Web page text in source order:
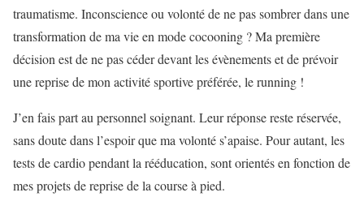
traumatisme. Inconscience ou volonté de ne pas sombrer dans une
transformation de ma vie en mode cocooning ? Ma première
décision est de ne pas céder devant les évènements et de prévoir
une reprise de mon activité sportive préférée, le running !
J’en fais part au personnel soignant. Leur réponse reste réservée,
sans doute dans l’espoir que ma volonté s’apaise. Pour autant, les
tests de cardio pendant la rééducation, sont orientés en fonction de
mes projets de reprise de la course à pied.